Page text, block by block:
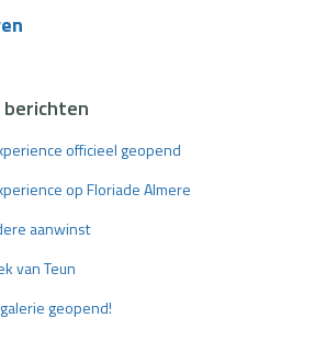
officieel geopend
op Floriade Almere
aanwinst
van Teun
geopend!